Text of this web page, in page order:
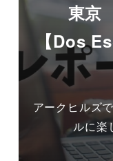
東京
【Dos
アークヒルズ
ルに楽